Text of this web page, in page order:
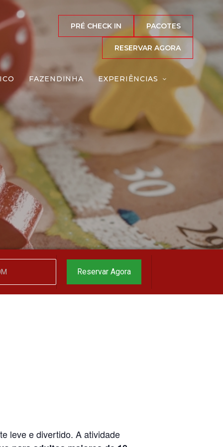
PRÉ CHECK IN PACOTES
RESERVAR AGORA
FAZENDINHA EXPERIÊNCIAS
leve e divertido. A atividade
Reservar Agora